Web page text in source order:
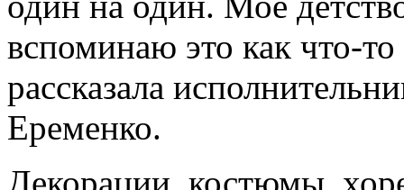
вспоминаю это как что-
рассказала
Еременко.